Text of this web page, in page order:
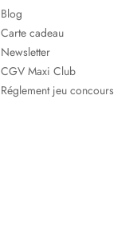
Blog
Carte cadeau
Newsletter
CGV Maxi Club
Réglement jeu concours